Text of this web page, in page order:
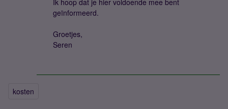
Ik hoop dat je hier voldoende mee bent
geïnformeerd.
Groetjes,
Seren
kosten